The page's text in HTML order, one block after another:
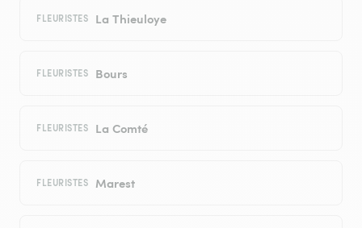
FLEURISTES La Thieuloye
FLEURISTES Bours
FLEURISTES La Comté
FLEURISTES Marest